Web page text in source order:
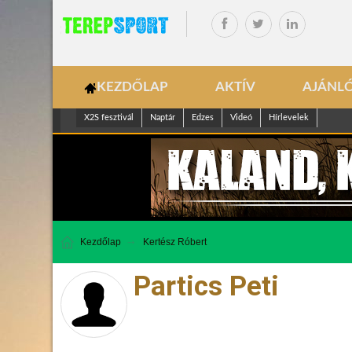
KEZDŐLAP AKTÍV
X2S fesztivál Naptár Edzes Videó Hírlevelek
Kezdőlap Kertész Róbert
Partics Peti